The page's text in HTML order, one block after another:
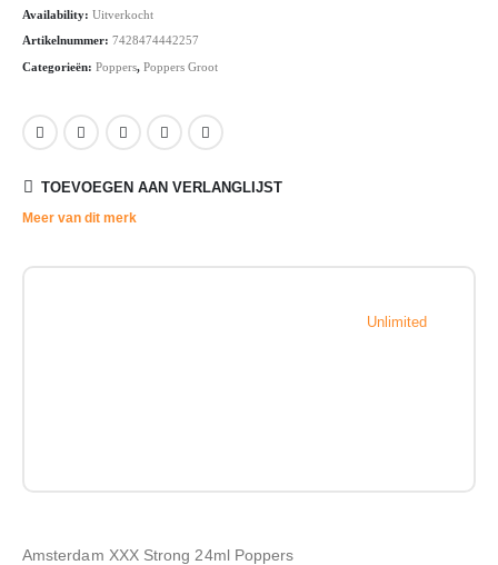
Availability: Uitverkocht
Artikelnummer: 7428474442257
Categorieën: Poppers, Poppers Groot
TOEVOEGEN AAN VERLANGLIJST
Meer van dit merk
Unlimited
Amsterdam XXX Strong 24ml Poppers